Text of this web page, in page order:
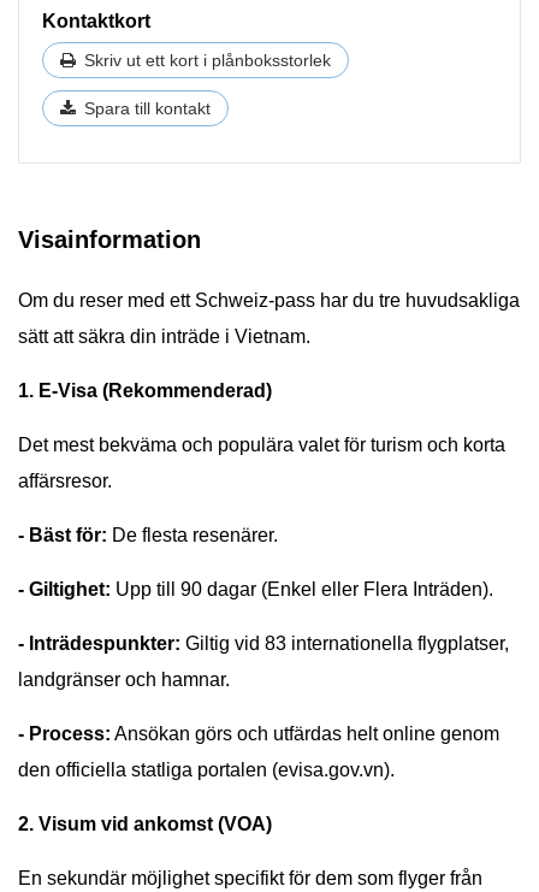
Kontaktkort
Skriv ut ett kort i plånboksstorlek
Spara till kontakt
Visainformation
Om du reser med ett Schweiz-pass har du tre huvudsakliga
sätt att säkra din inträde i Vietnam.
1. E-Visa (Rekommenderad)
Det mest bekväma och populära valet för turism och korta
affärsresor.
- Bäst för: De flesta resenärer.
- Giltighet: Upp till 90 dagar (Enkel eller Flera Inträden).
- Inträdespunkter: Giltig vid 83 internationella flygplatser,
landgränser och hamnar.
- Process: Ansökan görs och utfärdas helt online genom
den officiella statliga portalen (evisa.gov.vn).
2. Visum vid ankomst (VOA)
En sekundär möjlighet specifikt för dem som flyger från